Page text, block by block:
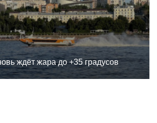
ждёт жара до +35 градусов